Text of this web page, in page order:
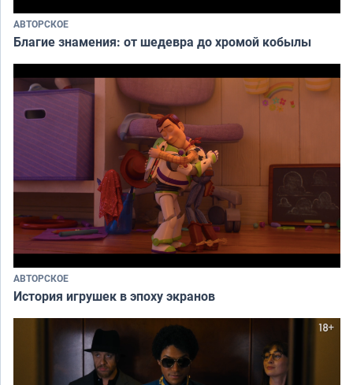
АВТОРСКОЕ
Благие знамения: от шедевра до хромой кобылы
АВТОРСКОЕ
История игрушек в эпоху экранов